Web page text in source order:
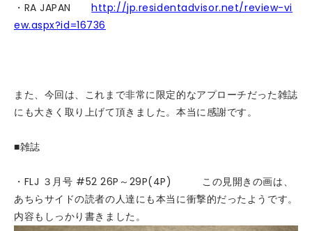
・RA JAPANhttp://jp.residentadvisor.net/review-vi
ew.aspx?id=16736
また、今回は、これまで非常に限定的なアプローチだった雑誌
にも大きく取り上げて頂きました。本当に感謝です。
■雑誌
・FLJ ３月号 #52 26P～29P(4P) この見開きの画は、
あちらサイドの読者の人達にも本当に衝撃的だったようです。
内容もしっかり書きました。